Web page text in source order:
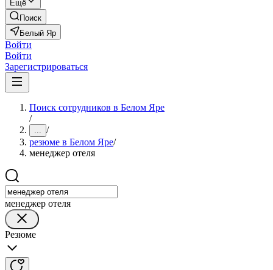
Ещё
Поиск
Белый Яр
Войти
Войти
Зарегистрироваться
Поиск сотрудников в Белом Яре
/
... /
резюме в Белом Яре/
менеджер отеля
менеджер отеля
Резюме